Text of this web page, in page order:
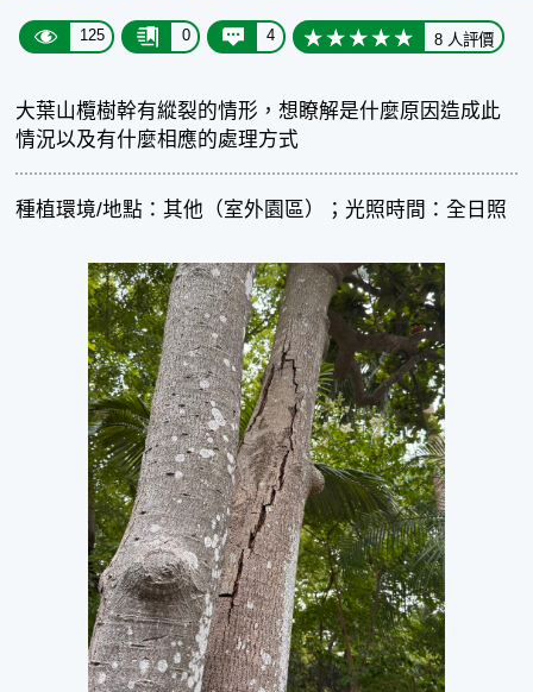
125 0 4 8 人評價
大葉山欖樹幹有縱裂的情形，想瞭解是什麼原因造成此
情況以及有什麼相應的處理方式
種植環境/地點：其他（室外園區）；光照時間：全日照